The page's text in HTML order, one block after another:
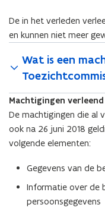
De in het verleden
en kunnen niet meer
Wat is een
Machtigingen
De machtigingen die al
ook na 26 juni 2018
volgende elementen:
Gegevens van de
Informatie over de
persoonsgegevens